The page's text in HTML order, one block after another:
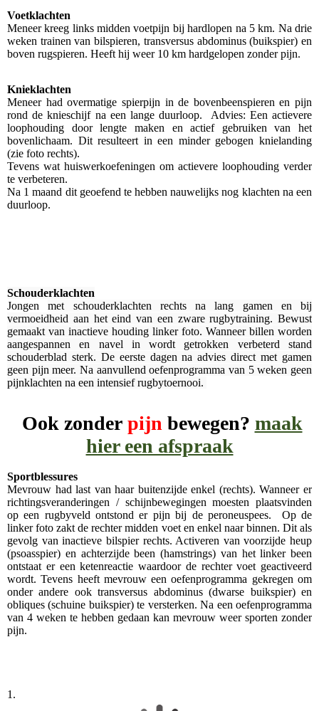
Voetklachten
Meneer kreeg links midden voetpijn bij hardlopen na 5 km. Na drie
weken trainen van bilspieren, transversus abdominus (buikspier) en
boven rugspieren. Heeft hij weer 10 km hardgelopen zonder pijn.
Knieklachten
Meneer had overmatige spierpijn in de bovenbeenspieren en pijn
rond de knieschijf na een lange duurloop. Advies: Een actievere
loophouding door lengte maken en actief gebruiken van het
bovenlichaam. Dit resulteert in een minder gebogen knielanding
(zie foto rechts).
Tevens wat huiswerkoefeningen om actievere loophouding verder
te verbeteren.
Na 1 maand dit geoefend te hebben nauwelijks nog klachten na een
duurloop.
Schouderklachten
Jongenmet schouderklachten rechts na lang gamen en bij
vermoeidheid aan het eind van een zware rugbytraining. Bewust
gemaakt van inactieve houding linker foto. Wanneer billen worden
aangespannen en navel in wordt getrokken verbeterd stand
schouderblad sterk. De eerste dagen na advies direct met gamen
geen pijn meer. Na aanvullend oefenprogramma van 5 weken geen
pijnklachten na een intensief rugbytoernooi.
Ook zonderpijn bewegen? maak
hier een afspraak
Sportblessures
Mevrouw had last van haar buitenzijde enkel (rechts). Wanneer er
richtingsveranderingen / schijnbewegingen moesten plaatsvinden
op een rugbyveld ontstond er pijn bij de peroneuspees. Op de
linker foto zakt de rechter midden voet en enkel naar binnen. Dit als
gevolg van inactieve bilspier rechts. Activeren van voorzijde heup
(psoasspier) en achterzijde been (hamstrings) van het linker been
ontstaat er een ketenreactie waardoor de rechter voet geactiveerd
wordt. Tevens heeft mevrouw een oefenprogramma gekregen om
onder andere ook transversus abdominus (dwarse buikspier) en
obliques (schuine buikspier) te versterken. Na een oefenprogramma
van 4 weken te hebben gedaan kan mevrouw weer sporten zonder
pijn.
1.